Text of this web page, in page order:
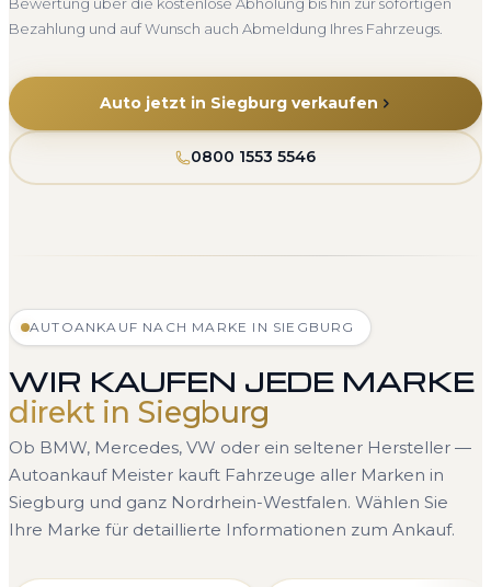
Bezahlung und auf Wunsch auch Abmeldung Ihres Fahrzeugs.
Auto jetzt in Siegburg verkaufen
0800 1553 5546
AUTOANKAUF NACH MARKE IN SIEGBURG
WIR KAUFEN JEDE MARKE
direkt in Siegburg
Ob BMW, Mercedes, VW oder ein seltener Hersteller —
Autoankauf Meister kauft Fahrzeuge aller Marken in
Siegburg und ganz Nordrhein-Westfalen. Wählen Sie
Ihre Marke für detaillierte Informationen zum Ankauf.